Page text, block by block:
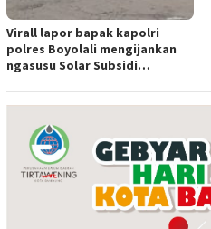
Virall lapor bapak kapolri
polres Boyolali mengijankan
ngasusu Solar Subsidi